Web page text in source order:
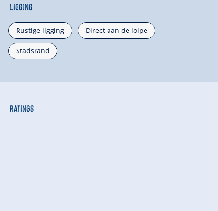
Ligging
Rustige ligging Direct aan de loipe
Stadsrand
Ratings